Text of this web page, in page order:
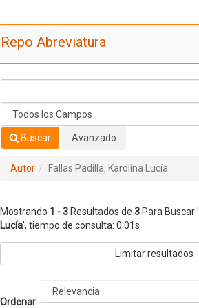
Lucía'
Repo Abreviatura
Buscar Avanzado
Autor Fallas Padilla, Karolina Lucía
Mostrando 1 - 3 Resultados de 3 Para Buscar '
Lucía', tiempo de consulta: 0.01s
Limitar resultados
Ordenar